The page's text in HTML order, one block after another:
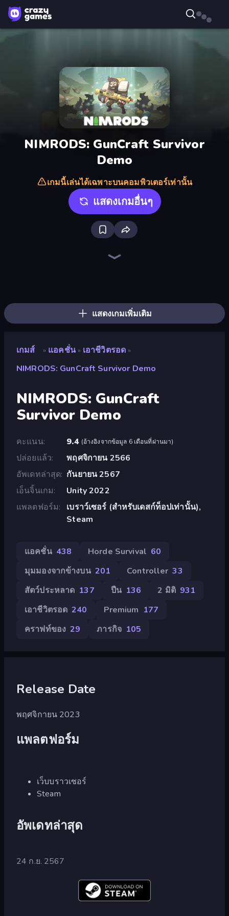
NIMRODS: GunCraft Survivor
Demo
เกมนี้เล่นได้เฉพาะบนคอมพิวเตอร์เท่านั้น
แสดงเกมอื่นๆ
แสดงเกมเพิ่มเติม
เกมส์ » แอคชั่น » เอาชีวิตรอด »
NIMRODS: GunCraft Survivor Demo
NIMRODS: GunCraft
Survivor Demo
คะแนน 9.4 (อ้างอิงจากข้อมูล 6 เดือนที่ผ่านมา)
ปล่อยแล้ว
พฤศจิกายน 2566
อัพเดทล่าสุด กันยายน 2567
เอ็นจิ้นเกม
Unity 2022
แพลตฟอร์ม
เบราว์เซอร์ (สำหรับเดสก์ท็อปเท่านั้น),
Steam
แอคชั่น 438 Horde Survival 60
มุมมองจากข้างบน 201 Controller 33
สัตว์ประหลาด 137 ปืน 136 2 มิติ 931
เอาชีวิตรอด 240 Premium 177
คราฟท์ของ 29 ภารกิจ 105
Release Date
พฤศจิกายน 2023
แพลตฟอร์ม
เว็บบราวเซอร์
Steam
อัพเดทล่าสุด
24 ก.ย. 2567